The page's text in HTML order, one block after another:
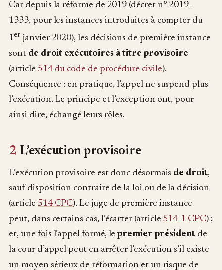
Car depuis la réforme de 2019 (décret n° 2019-
1333, pour les instances introduites à compter du
1er janvier 2020), les décisions de première instance
sont de droit exécutoires à titre provisoire
(article 514 du code de procédure civile).
Conséquence : en pratique, l’appel ne suspend plus
l’exécution. Le principe et l’exception ont, pour
ainsi dire, échangé leurs rôles.
2 L’exécution provisoire
L’exécution provisoire est donc désormais de droit,
sauf disposition contraire de la loi ou de la décision
(article 514 CPC). Le juge de première instance
peut, dans certains cas, l’écarter (article 514-1 CPC) ;
et, une fois l’appel formé, lepremier président de
la cour d’appel peut en arrêter l’exécution s’il existe
un moyen sérieux de réformation et un risque de